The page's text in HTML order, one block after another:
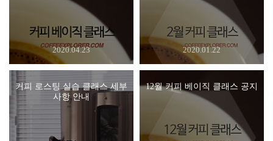
2020.04.23 2020.01.22
커피 로스팅 실습 클래스 세부
사항 안내
12월 커피 베이직 클래스 공지